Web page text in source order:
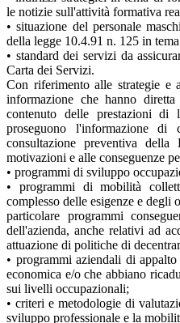
le notizie sull'attività formativa
• situazione del personale
della legge 10.4.91 n. 125 in
• standard dei servizi da
Carta dei Servizi.
Con riferimento alle strategie e
informazione che hanno
contenuto delle prestazioni di
proseguono l'informazione
consultazione preventiva
motivazioni e alle conseguenze
• programmi di sviluppo
• programmi di mobilità
complesso delle esigenze e degli
particolare programmi
dell'azienda, anche relativi ad
attuazione di politiche di
• programmi aziendali di
economica e/o che abbiano
sui livelli occupazionali;
• criteri e metodologie di
sviluppo professionale e la